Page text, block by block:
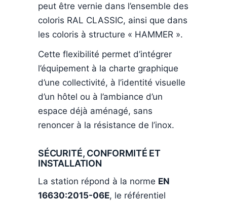
peut être vernie dans l’ensemble des
coloris RAL CLASSIC, ainsi que dans
les coloris à structure « HAMMER ».
Cette flexibilité permet d’intégrer
l’équipement à la charte graphique
d’une collectivité, à l’identité visuelle
d’un hôtel ou à l’ambiance d’un
espace déjà aménagé, sans
renoncer à la résistance de l’inox.
SÉCURITÉ, CONFORMITÉ ET
INSTALLATION
La station répond à la norme EN
16630:2015-06E, le référentiel